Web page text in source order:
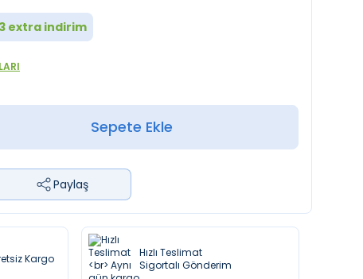
3extra indirim
Sepete Ekle
Paylaş
Kargo
Hızlı Teslimat
Sigortalı Gönderim